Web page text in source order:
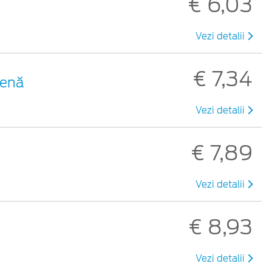
Vezi detalii
€ 7,34
Vezi detalii
€ 7,89
Vezi detalii
€ 8,93
Vezi detalii